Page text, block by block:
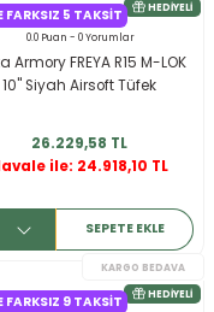
FARKSIZ 5 TAKSIT
0.0 Puan - 0 Yorumlar
Armory FREYA R15 M-LOK
10'' Siyah Airsoft Tüfek
26.229,58 TL
ile: 24.918,10 TL
SEPETE EKLE
FARKSIZ 9 TAKSIT